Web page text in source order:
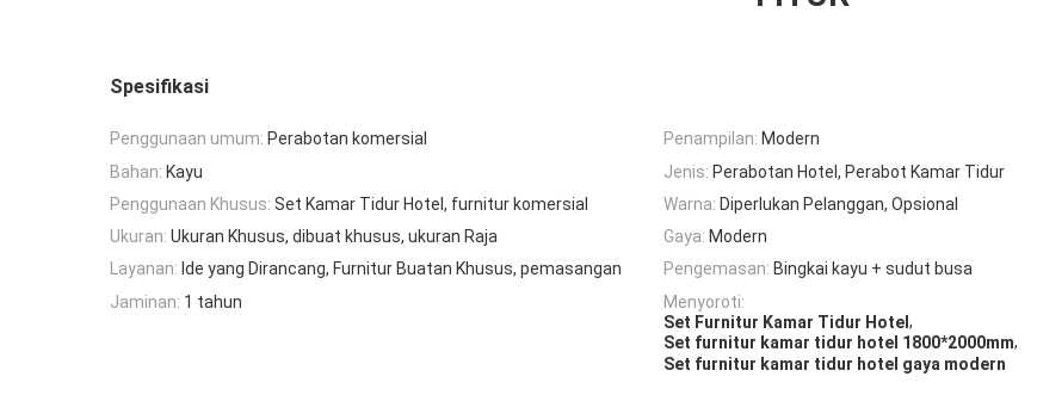
Spesifikasi
Penggunaan umum: Perabotan komersial Penampilan: Modern
Bahan: Kayu Jenis: Perabotan Hotel, Perabot Kamar Tidur
Penggunaan Khusus: Set Kamar Tidur Hotel, furnitur komersial Warna: Diperlukan Pelanggan, Opsional
Ukuran: Ukuran Khusus, dibuat khusus, ukuran Raja Gaya: Modern
Layanan: Ide yang Dirancang, Furnitur Buatan Khusus, pemasangan Pengemasan: Bingkai kayu + sudut busa
Jaminan: 1 tahun
Menyoroti:
Set Furnitur Kamar Tidur Hotel ,
Set furnitur kamar tidur hotel 1800*2000mm,
Set furnitur kamar tidur hotel gaya modern